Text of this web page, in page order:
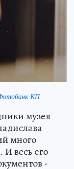
КП
музея
много
весь его
-